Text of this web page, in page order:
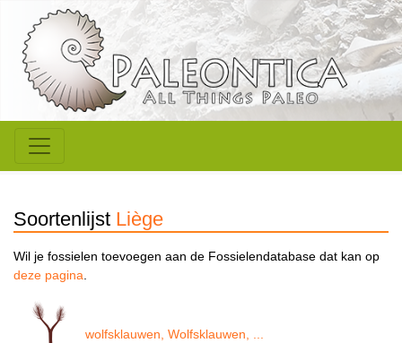
Soortenlijst Liège
Wil je fossielen toevoegen aan de Fossielendatabase dat kan op
deze pagina.
wolfsklauwen, Wolfsklauwen, ...